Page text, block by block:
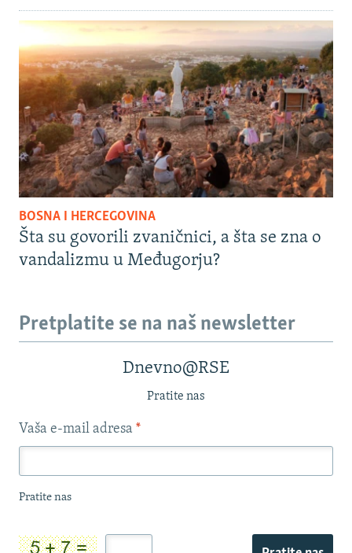
BOSNA I HERCEGOVINA
Šta su govorili zvaničnici, a šta se zna o
vandalizmu u Međugorju?
Pretplatite se na naš newsletter
Dnevno@RSE
Pratite nas
Vaša e-mail adresa *
Pratite nas